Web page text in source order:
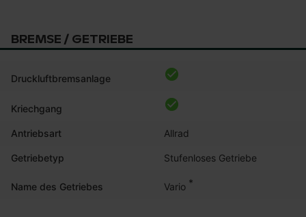
BREMSE / GETRIEBE
Druckluftbremsanlage
Kriechgang
Antriebsart Allrad
Getriebetyp Stufenloses Getriebe
Name des Getriebes Vario *